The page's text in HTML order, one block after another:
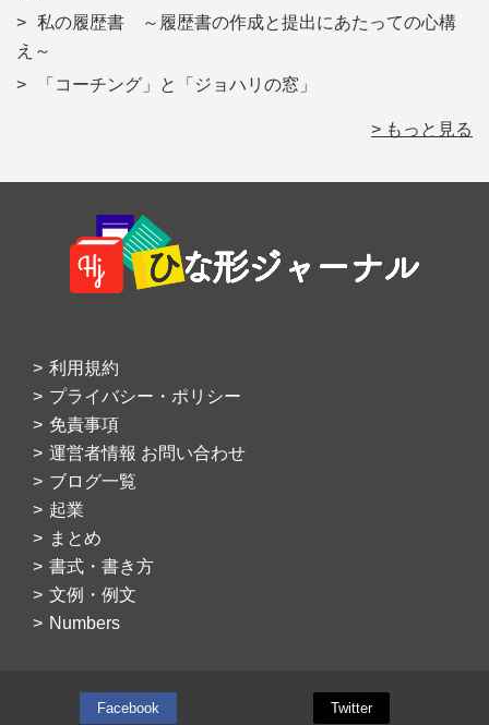
私の履歴書 ～履歴書の作成と提出にあたっての心構
え～
「コーチング」と「ジョハリの窓」
> もっと見る
Footer
利用規約
プライバシー・ポリシー
免責事項
運営者情報 お問い合わせ
ブログ一覧
起業
まとめ
書式・書き方
文例・例文
Numbers
Facebook Twitter